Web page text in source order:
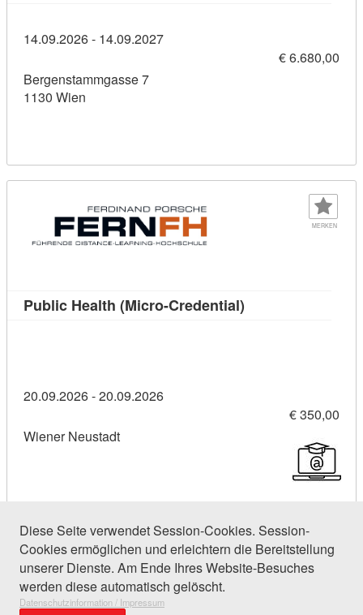
14.09.2026 - 14.09.2027
€ 6.680,00
Bergenstammgasse 7
1130 Wien
MERKEN
Public Health (Micro-Credential)
20.09.2026 - 20.09.2026
€ 350,00
Wiener Neustadt
97 Einträge gefunden (1 von 5)
Diese Seite verwendet Session-Cookies. Session-
Cookies ermöglichen und erleichtern die Bereitstellung
unserer Dienste. Am Ende Ihres Website-Besuches
werden diese automatisch gelöscht.
Datenschutzinformation / Impressum